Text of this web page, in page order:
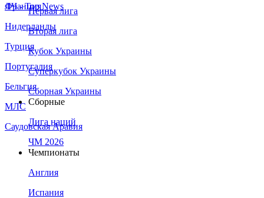
Франция
Нидерланды
Турция
Португалия
Бельгия
МЛС
Саудовская Аравия
ЛЧ - Top News
Первая лига
Вторая лига
Кубок Украины
Суперкубок Украины
Сборная Украины
Сборные
Лига наций
ЧМ 2026
Чемпионаты
Англия
Испания